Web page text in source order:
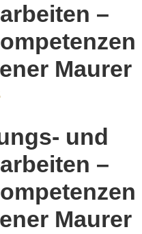
–
Maurer
und
–
Maurer